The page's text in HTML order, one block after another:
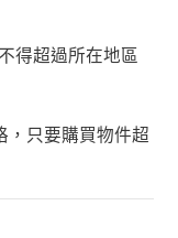
得超過所在地區
，只要購買物件超